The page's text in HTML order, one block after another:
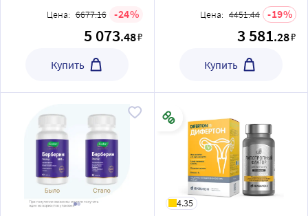
Цена: 6677.16 24
5 073.48₽
Купить
Цена: 4451.44 19
3 581.28₽
Купить
4.35